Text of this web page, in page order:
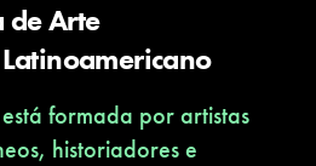
de Arte
formada por artistas
historiadores e